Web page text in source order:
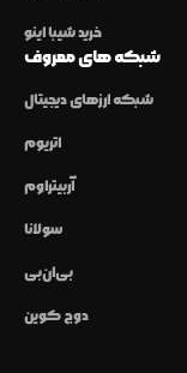
خرید شیبا اینو
شبکه های معروف
شبکه ارزهای دیجیتال
اتریوم
آربیتراوم
سولانا
بی‌ان‌بی
دوج کوین